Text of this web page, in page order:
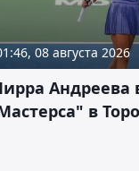
08 августа 2026
Андреева
в